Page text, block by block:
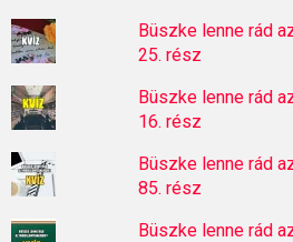
Büszke lenne rád
25. rész
Büszke lenne rád
16. rész
Büszke lenne rád
85. rész
Büszke lenne rád